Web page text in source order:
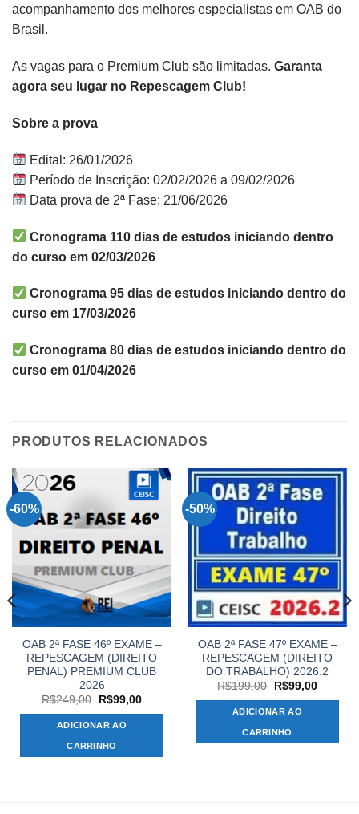
acompanhamento dos melhores especialistas em OAB do
Brasil.
As vagas para o Premium Club são limitadas. Garanta
agora seu lugar no Repescagem Club!
Sobre a prova
Edital: 26/01/2026
Período de Inscrição: 02/02/2026 a 09/02/2026
Data prova de 2ª Fase: 21/06/2026
Cronograma 110 dias de estudos iniciando dentro
do curso em 02/03/2026
Cronograma 95 dias de estudos iniciando dentro do
curso em 17/03/2026
Cronograma 80 dias de estudos iniciando dentro do
curso em 01/04/2026
PRODUTOS RELACIONADOS
-60%
OAB 2ª FASE 46º EXAME –
REPESCAGEM (DIREITO
PENAL) PREMIUM CLUB
2026
R$249,00
O
original
era:
R$249,00.
R$99,00O
ADICIONAR AO
CARRINHO
-50%
OAB 2ª FASE 47º EXAME –
REPESCAGEM (DIREITO
DO TRABALHO) 2026.2
R$199,00
O
original
era:
R$199,00.
R$99,00O
ADICIONAR AO
CARRINHO